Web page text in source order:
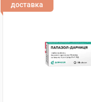
доставка